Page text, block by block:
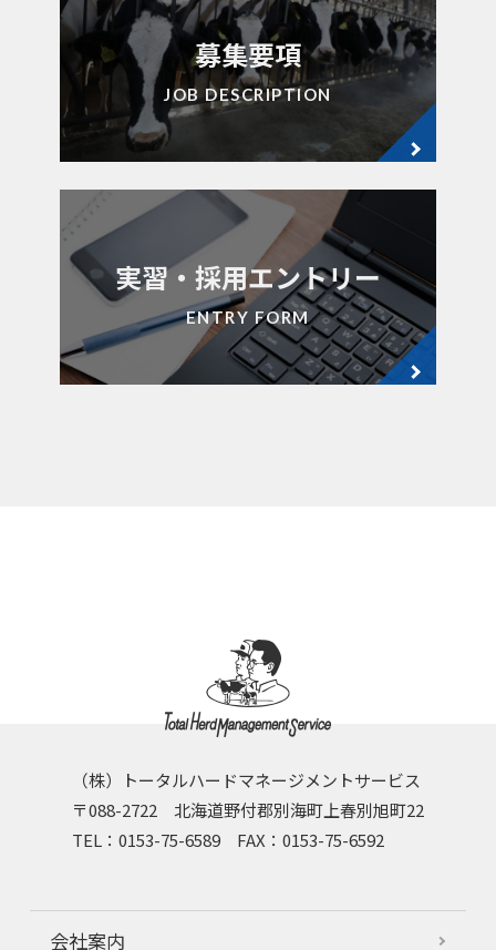
募集要項
JOB DESCRIPTION
実習・採用エントリー
ENTRY FORM
（株）トータルハードマネージメントサービス
〒088-2722 北海道野付郡別海町上春別旭町22
TEL：0153-75-6589 FAX：0153-75-6592
会社案内